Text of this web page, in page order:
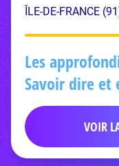
ÎLE-DE-FRANCE
Les
Savoir dire et
VOIR